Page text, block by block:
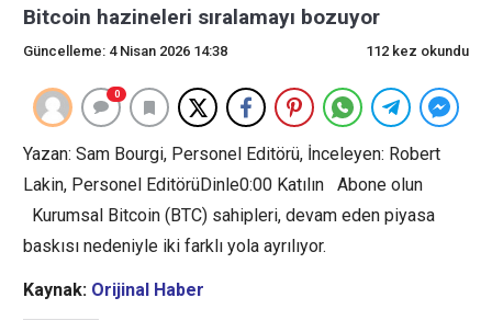
Bitcoin hazineleri sıralamayı bozuyor
Güncelleme: 4 Nisan 2026 14:38 112 kez okundu
0
Yazan: Sam Bourgi, Personel Editörü, İnceleyen: Robert
Lakin, Personel EditörüDinle0:00 Katılın Abone olun
Kurumsal Bitcoin (BTC) sahipleri, devam eden piyasa
baskısı nedeniyle iki farklı yola ayrılıyor.
Kaynak: Orijinal Haber